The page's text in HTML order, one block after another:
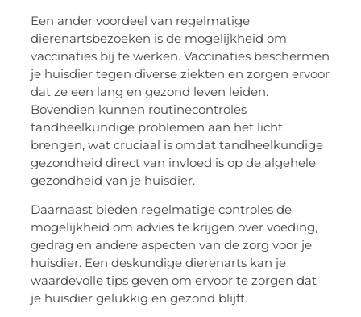
Een ander voordeel van regelmatige
dierenartsbezoeken is de mogelijkheid om
vaccinaties bij te werken. Vaccinaties beschermen
je huisdier tegen diverse ziekten en zorgen ervoor
dat ze een lang en gezond leven leiden.
Bovendien kunnen routinecontroles
tandheelkundige problemen aan het licht
brengen, wat cruciaal is omdat tandheelkundige
gezondheid direct van invloed is op de algehele
gezondheid van je huisdier.
Daarnaast bieden regelmatige controles de
mogelijkheid om advies te krijgen over voeding,
gedrag en andere aspecten van de zorg voor je
huisdier. Een deskundige dierenarts kan je
waardevolle tips geven om ervoor te zorgen dat
je huisdier gelukkig en gezond blijft.